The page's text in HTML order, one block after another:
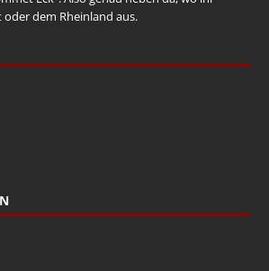
dem Rheinland aus.